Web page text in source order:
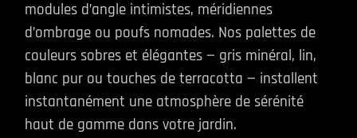
modules d’angle intimistes, méridiennes
d’ombrage ou poufs nomades. Nos palettes de
couleurs sobres et élégantes — gris minéral, lin,
blanc pur ou touches de terracotta — installent
instantanément une atmosphère de sérénité
haut de gamme dans votre jardin.